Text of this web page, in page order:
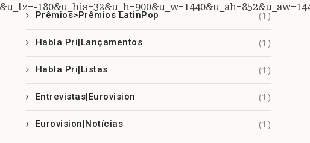
Prêmios>Prêmios LatinPop (1)
Habla Pri|Lançamentos (1)
Habla Pri|Listas (1)
Entrevistas|Eurovision (1)
Eurovision|Notícias (1)